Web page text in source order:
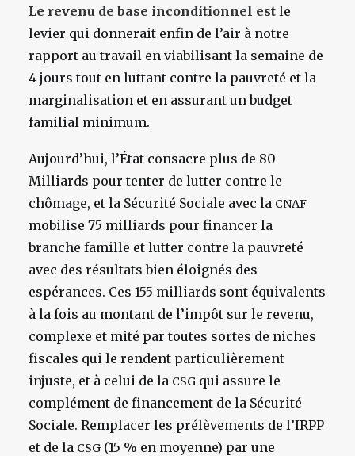
Le revenu de base inconditionnel est le
levier qui donnerait enfin de l’air à notre
rapport au travail en viabilisant la semaine de
4 jours tout en luttant contre la pauvreté et la
marginalisation et en assurant un budget
familial minimum.
Aujourd’hui, l’État consacre plus de 80
Milliards pour tenter de lutter contre le
chômage, et la Sécurité Sociale avec la CNAF
mobilise 75 milliards pour financer la
branche famille et lutter contre la pauvreté
avec des résultats bien éloignés des
espérances. Ces 155 milliards sont équivalents
à la fois au montant de l’impôt sur le revenu,
complexe et mité par toutes sortes de niches
fiscales qui le rendent particulièrement
injuste, et à celui de la CSG qui assure le
complément de financement de la Sécurité
Sociale. Remplacer les prélèvements de l’IRPP
et de la CSG (15 % en moyenne) par une